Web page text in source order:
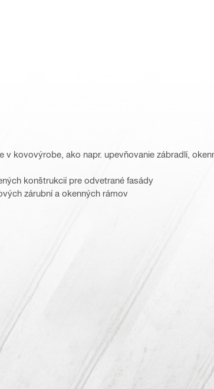
v kovovýrobe, ako napr. upevňovanie zábradlí,
konštrukcií pre odvetrané fasády
zárubní a okenných rámov